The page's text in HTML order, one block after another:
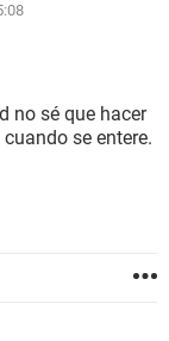
no sé que hacer
se entere.